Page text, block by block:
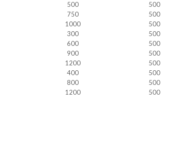
500 500
750 500
1000 500
300 500
600 500
900 500
1200 500
400 500
800 500
1200 500